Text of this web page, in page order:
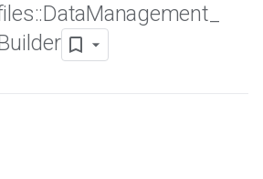
::DataManagement